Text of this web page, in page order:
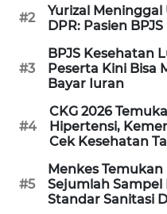
#2
Yurizal
DPR: Pasien
#3
BPJS Kesehatan
Peserta Kini Bisa
Bayar Iuran
#4
CKG 2026
Hipertensi,
Cek Kesehatan
#5
Menkes
Sejumlah Sampel
Standar Sanitasi
NEWS
METRO
SIANTAR
NEWS
METRO
MEDAN
NEWS
METRO